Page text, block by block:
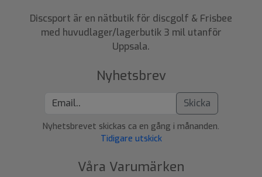
Discsport är en nätbutik för discgolf & Frisbee
med huvudlager/lagerbutik 3 mil utanför
Uppsala.
Nyhetsbrev
Skicka
Nyhetsbrevet skickas ca en gång i månanden.
Tidigare utskick
Våra Varumärken